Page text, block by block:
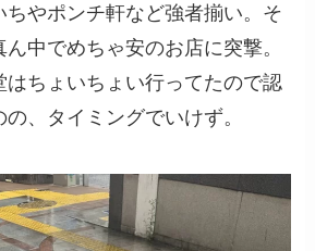
ちやポンチ軒など強者揃い。そ
中でめちゃ安のお店に突撃。
はちょいちょい行ってたので認
、タイミングでいけず。